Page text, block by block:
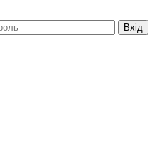
Вхід